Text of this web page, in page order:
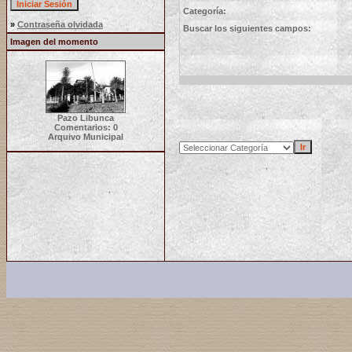
» Contraseña olvidada
Imagen del momento
Pazo Libunca
Comentarios: 0
Arquivo Municipal
Categoría:
Buscar los siguientes campos: